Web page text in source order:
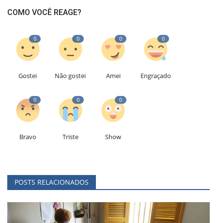
COMO VOCÊ REAGE?
0
Gostei
0
Não gostei
0
Amei
0
Engraçado
0
Bravo
0
Triste
0
Show
POSTS RELACIONADOS